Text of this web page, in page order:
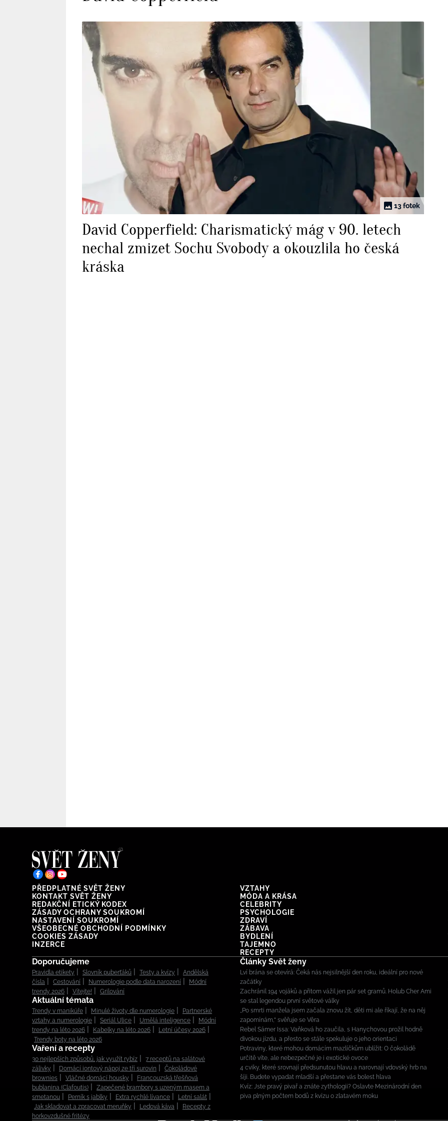
13 fotek
David Copperfield: Charismatický mág v 90. letech
nechal zmizet Sochu Svobody a okouzlila ho česká
kráska
PŘEDPLATNÉ SVĚT ŽENY
KONTAKT SVĚT ŽENY
REDAKČNÍ ETICKÝ KODEX
ZÁSADY OCHRANY SOUKROMÍ
NASTAVENÍ SOUKROMÍ
VŠEOBECNÉ OBCHODNÍ PODMÍNKY
COOKIES ZÁSADY
INZERCE
VZTAHY
MÓDA A KRÁSA
CELEBRITY
PSYCHOLOGIE
ZDRAVÍ
ZÁBAVA
BYDLENÍ
TAJEMNO
RECEPTY
Doporučujeme
Pravidla etikety Slovník puberťáků Testy a kvízy
Andělská
čísla
Cestování Numerologie podle data narození
Módní
trendy 2026
Vítejte! Grilování
Aktuální témata
Trendy v manikúře Minulé životy dle numerologie
Partnerské
vztahy a numerologie
Seriál Ulice Umělá inteligence
Módní
trendy na léto 2026
Kabelky na léto 2026
Letní účesy 2026
Trendy boty na léto 2026
Vaření a recepty
30 nejlepších způsobů, jak využít rybíz
7 receptů na salátové
zálivky
Domácí iontový nápoj ze tří surovin
Čokoládové
brownies
Vláčné domácí housky
Francouzská třešňová
bublanina (Clafoutis)
Zapečené brambory s uzeným masem a
smetanou
Perník s jablky Extra rychlé lívance
Letní salát
Jak skladovat a zpracovat meruňky
Ledová káva
Recepty z
horkovzdušné fritézy
Články Svět ženy
Lví brána se otevírá: Čeká nás nejsilnější den roku, ideální pro nové
začátky
Zachránil 194 vojáků a přitom vážil jen pár set gramů. Holub Cher Ami
se stal legendou první světové války
„Po smrti manžela jsem začala znovu žít, děti mi ale říkají, že na něj
zapomínám,“ svěřuje se Věra
Rebel Sámer Issa: Vaňková ho zaučila, s Hanychovou prožil hodně
divokou jízdu, a přesto se stále spekuluje o jeho orientaci
Potraviny, které mohou domácím mazlíčkům ublížit: O čokoládě
určitě víte, ale nebezpečné je i exotické ovoce
4 cviky, které srovnají předsunutou hlavu a narovnají vdovský hrb na
šíji. Budete vypadat mladší a přestane vás bolest hlava
Kvíz: Jste pravý pivař a znáte zythologii? Oslavte Mezinárodní den
piva plným počtem bodů z kvízu o zlatavém moku